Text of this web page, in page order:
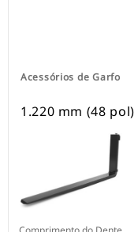
Acessórios de Garfo
1.220 mm (48 pol)